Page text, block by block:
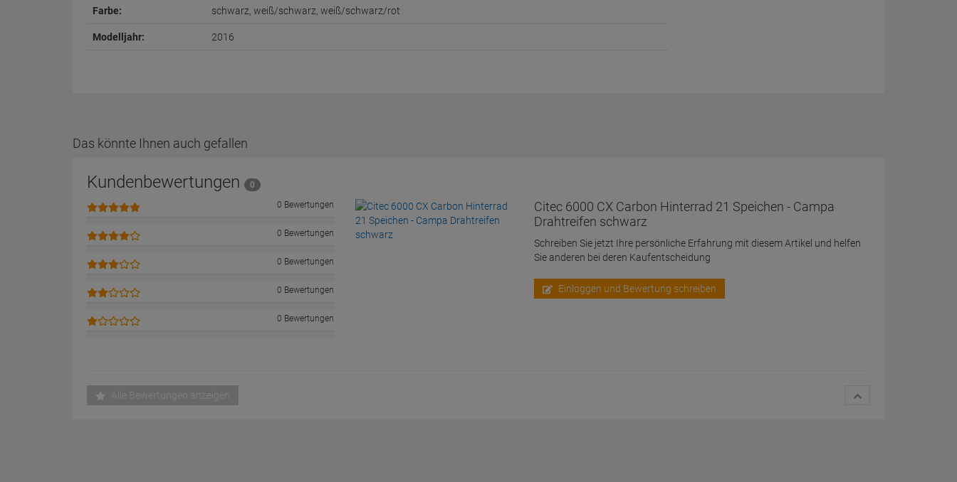
Farbe: schwarz, weiß/schwarz, weiß/schwarz/rot
Modelljahr: 2016
Das könnte Ihnen auch gefallen
Kundenbewertungen
0
0 Bewertungen
0 Bewertungen
0 Bewertungen
0 Bewertungen
0 Bewertungen
Citec 6000 CX Carbon Hinterrad 21 Speichen - Campa
Drahtreifen schwarz
Schreiben Sie jetzt Ihre persönliche Erfahrung mit diesem Artikel und helfen
Sie anderen bei deren Kaufentscheidung
Einloggen und Bewertung schreiben
Alle Bewertungen anzeigen